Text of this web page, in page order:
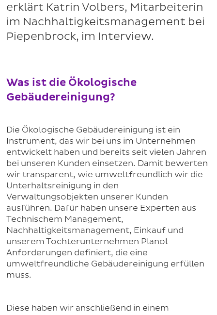
erklärt Katrin Volbers, Mitarbeiterin
im Nachhaltigkeitsmanagement bei
Piepenbrock, im Interview.
Was ist die Ökologische
Gebäudereinigung?
Die Ökologische Gebäudereinigung ist ein
Instrument, das wir bei uns im Unternehmen
entwickelt haben und bereits seit vielen Jahren
bei unseren Kunden einsetzen. Damit bewerten
wir transparent, wie umweltfreundlich wir die
Unterhaltsreinigung in den
Verwaltungsobjekten unserer Kunden
ausführen. Dafür haben unsere Experten aus
Technischem Management,
Nachhaltigkeitsmanagement, Einkauf und
unserem Tochterunternehmen Planol
Anforderungen definiert, die eine
umweltfreundliche Gebäudereinigung erfüllen
muss.
Diese haben wir anschließend in einem